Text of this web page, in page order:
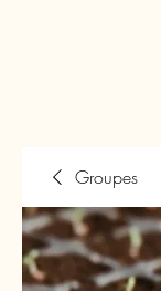
Groupes